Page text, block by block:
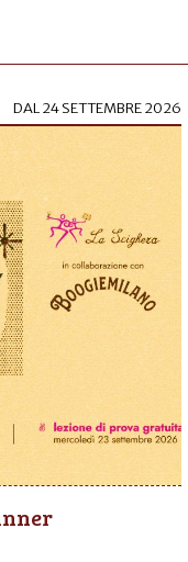
DAL24 SETTEMBRE 2026